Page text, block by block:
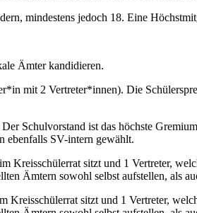
mindestens jedoch 18. Eine
Ämter kandidieren.
mit 2 Vertreter*innen). Die
Schulvorstand ist das höchste
ebenfalls SV-intern gewählt.
Kreisschülerrat sitzt und 1 Vertreter,
Ämtern sowohl selbst aufstellen, als
Kreisschülerrat sitzt und 1 Vertreter,